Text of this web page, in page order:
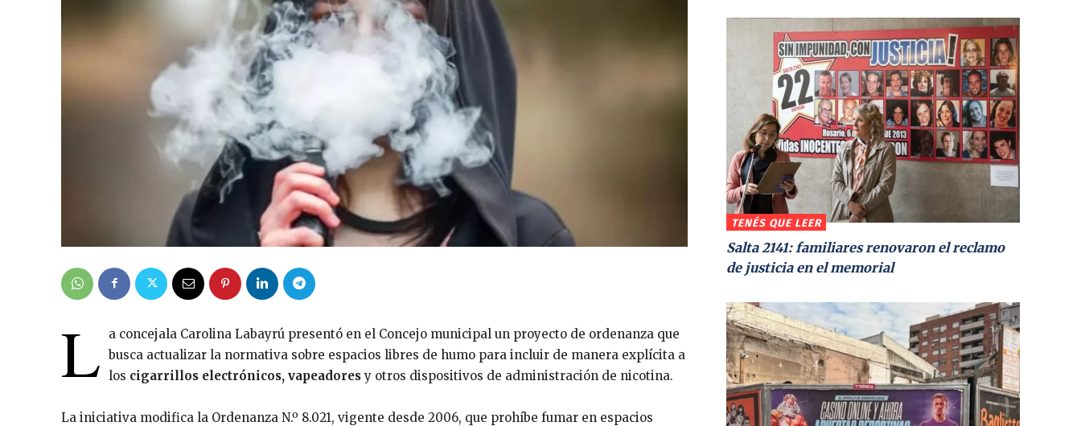
L
a concejala Carolina Labayrú presentó en el Concejo municipal un proyecto de ordenanza que
busca actualizar la normativa sobre espacios libres de humo para incluir de manera explícita a
los cigarrillos electrónicos, vapeadoresy otros dispositivos de administración de nicotina.
La iniciativa modifica la Ordenanza N.º 8.021, vigente desde 2006, que prohíbe fumar en espacios
TENÉS QUE LEER
Salta 2141: familiares renovaron el reclamo
de justicia en el memorial